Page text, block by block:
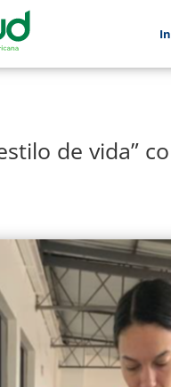
de vida”